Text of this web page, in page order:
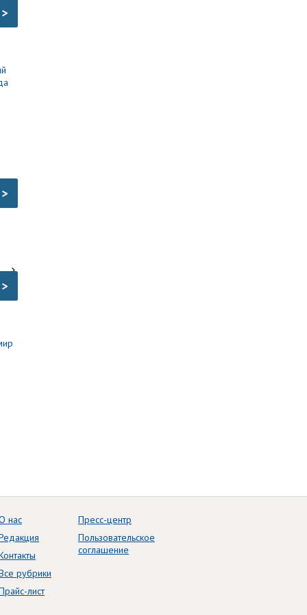
>
>
>
нас
рубрики
лист
Пресс-центр
Пользовательское
соглашение